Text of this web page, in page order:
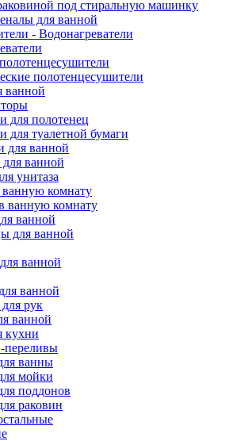
под стиральную машинку
для ванной
- Водонагреватели
полотенцесушители
ванной
для полотенец
для туалетной бумаги
для ванной
ванной
унитаза
ванную комнату
ванную комнату
ванной
для ванной
ванной
ванной
рук
ванной
кухни
ванны
мойки
поддонов
раковин